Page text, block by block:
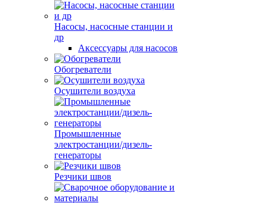
Насосы, насосные станции и
др
Аксессуары для насосов
Обогреватели
Осушители воздуха
Промышленные
электростанции/дизель-
генераторы
Резчики швов